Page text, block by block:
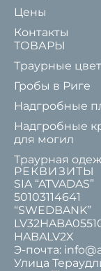
Цены
Контакты
ТОВАРЫ
Траурные
Гробы в Риге
Надгробные
Надгробные
для могил
Траурная
РЕКВИЗИТЫ
SIA “ATVADAS”
50103114641
“SWEDBANK”
HABALV2X
Э-почта:
Улица